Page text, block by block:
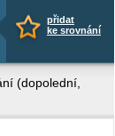
přidat
ke srovnání
(dopolední,